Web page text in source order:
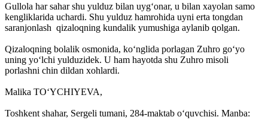
Gullola har sahar shu yulduz bilan uyg‘onar, u bilan xayolan samo
kengliklarida uchardi. Shu yulduz hamrohida uyni erta tongdan
saranjonlash qizaloqning kundalik yumushiga aylanib qolgan.
Qizaloqning bolalik osmonida, ko‘nglida porlagan Zuhro go‘yo
uning yo‘lchi yulduzidek. U ham hayotda shu Zuhro misoli
porlashni chin dildan xohlardi.
Malika TO‘YCHIYEVA,
Toshkent shahar, Sergeli tumani, 284-maktab o‘quvchisi. Manba: